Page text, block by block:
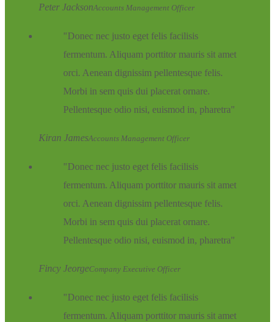
Peter JacksonAccounts Management Officer
Donec nec justo eget felis facilisis
fermentum. Aliquam porttitor mauris sit amet
orci. Aenean dignissim pellentesque felis.
Morbi in sem quis dui placerat ornare.
Pellentesque odio nisi, euismod in, pharetra
Kiran JamesAccounts Management Officer
Donec nec justo eget felis facilisis
fermentum. Aliquam porttitor mauris sit amet
orci. Aenean dignissim pellentesque felis.
Morbi in sem quis dui placerat ornare.
Pellentesque odio nisi, euismod in, pharetra
Fincy JeorgeCompany Executive Officer
Donec nec justo eget felis facilisis
fermentum. Aliquam porttitor mauris sit amet